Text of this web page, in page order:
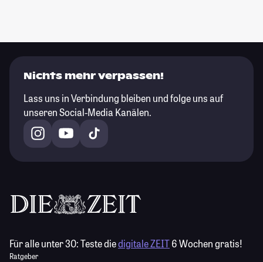
Nichts mehr verpassen!
Lass uns in Verbindung bleiben und folge uns auf
unseren Social-Media Kanälen.
Für alle unter 30:Teste diedigitale ZEIT6 Wochen gratis!
Ratgeber